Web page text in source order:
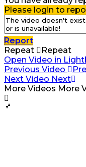
Please login to
Report
Repeat
Repeat
Open Video in
Previous Video
Next Video Next
More Videos More